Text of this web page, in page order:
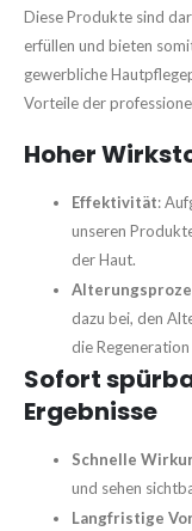
Diese Produkte sind
erfüllen und bieten
gewerbliche
Vorteile der
Hoher
Effektivität:
unseren
der Haut.
dazu bei, den
die
Sofort
Ergebnisse
Schnelle
und sehen
Langfristige